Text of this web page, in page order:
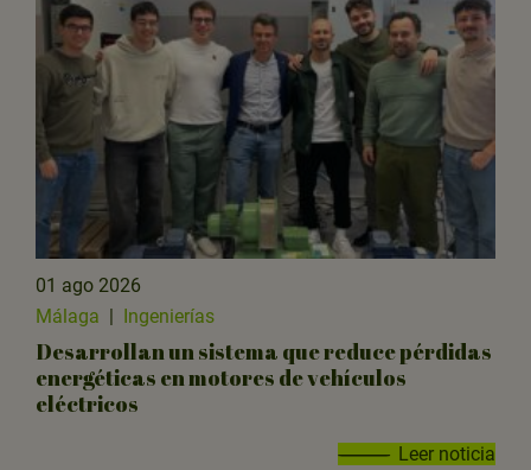
01 ago 2026
Málaga
Ingenierías
Desarrollan un sistema que reduce pérdidas
energéticas en motores de vehículos
eléctricos
Leer noticia